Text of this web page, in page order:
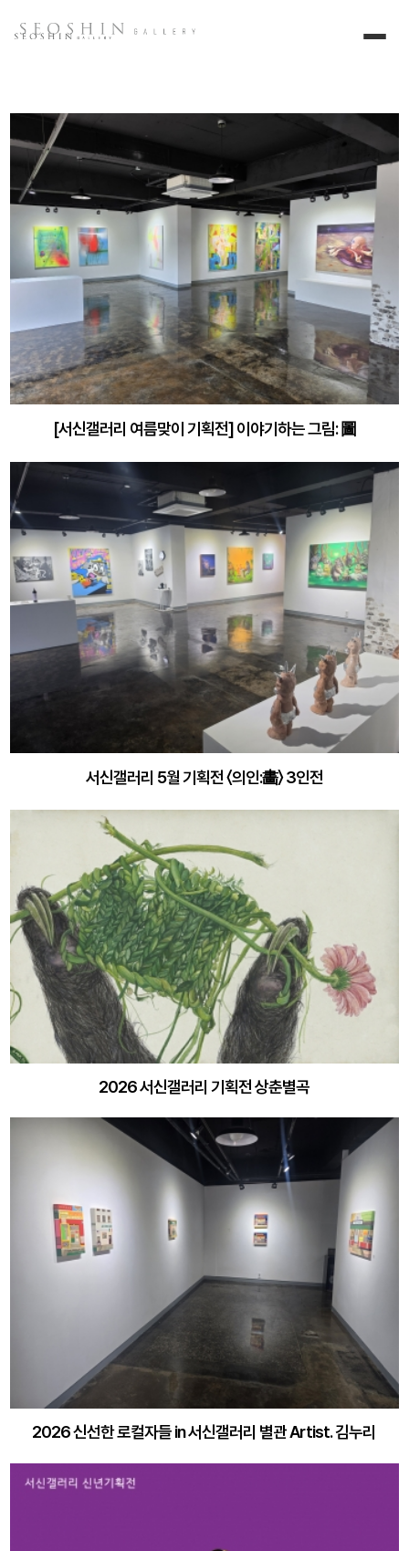
[서신갤러리 여름맞이 기획전] 이야기하는 그림: 圖
서신갤러리 5월 기획전 〈의인:畵〉 3인전
2026 서신갤러리 기획전 상춘별곡
2026 신선한 로컬자들 in 서신갤러리 별관 Artist. 김누리